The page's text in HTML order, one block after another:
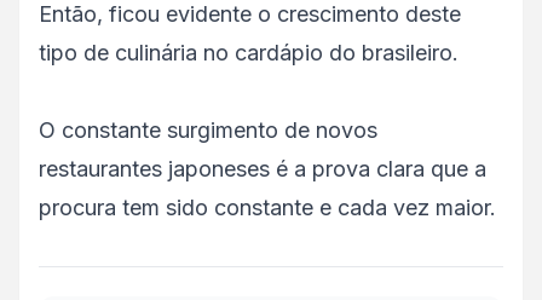
Então, ficou evidente o crescimento deste
tipo de culinária no cardápio do brasileiro.
O constante surgimento de novos
restaurantes japoneses é a prova clara que a
procura tem sido constante e cada vez maior.